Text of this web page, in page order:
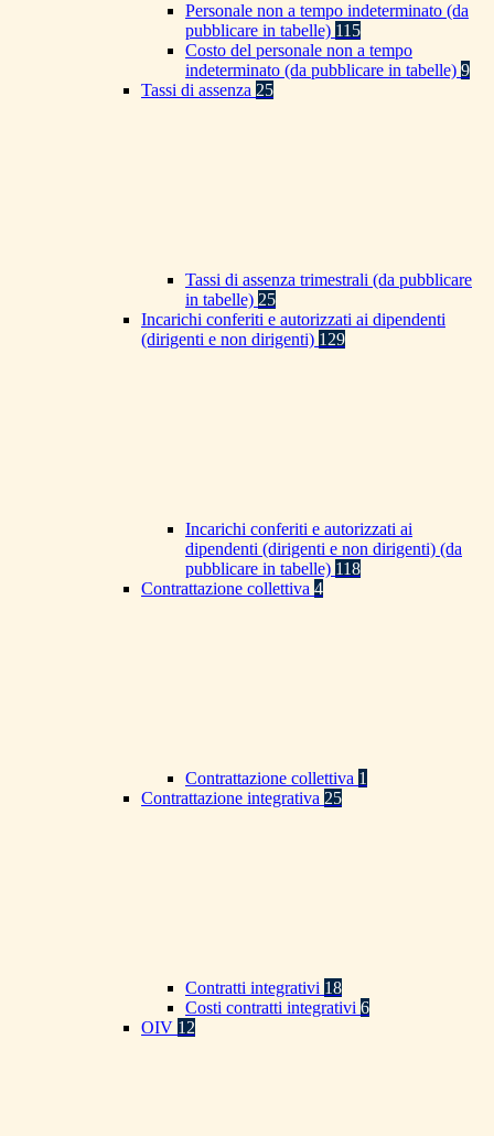
Personale non a tempo indeterminato (da
pubblicare in tabelle) 115
Costo del personale non a tempo
indeterminato (da pubblicare in tabelle) 9
Tassi di assenza 25
Tassi di assenza trimestrali (da pubblicare
in tabelle) 25
Incarichi conferiti e autorizzati ai dipendenti
(dirigenti e non dirigenti) 129
Incarichi conferiti e autorizzati ai
dipendenti (dirigenti e non dirigenti) (da
pubblicare in tabelle) 118
Contrattazione collettiva 4
Contrattazione collettiva 1
Contrattazione integrativa 25
Contratti integrativi 18
Costi contratti integrativi 6
OIV 12